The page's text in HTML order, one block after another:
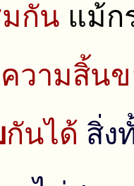
มกัน แม้ก
วามสิ้น
กันได้ สิ่ง